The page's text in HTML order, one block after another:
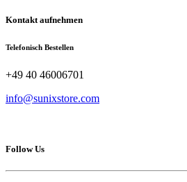
Kontakt aufnehmen
Telefonisch Bestellen
+49 40 46006701
info@sunixstore.com
Follow Us